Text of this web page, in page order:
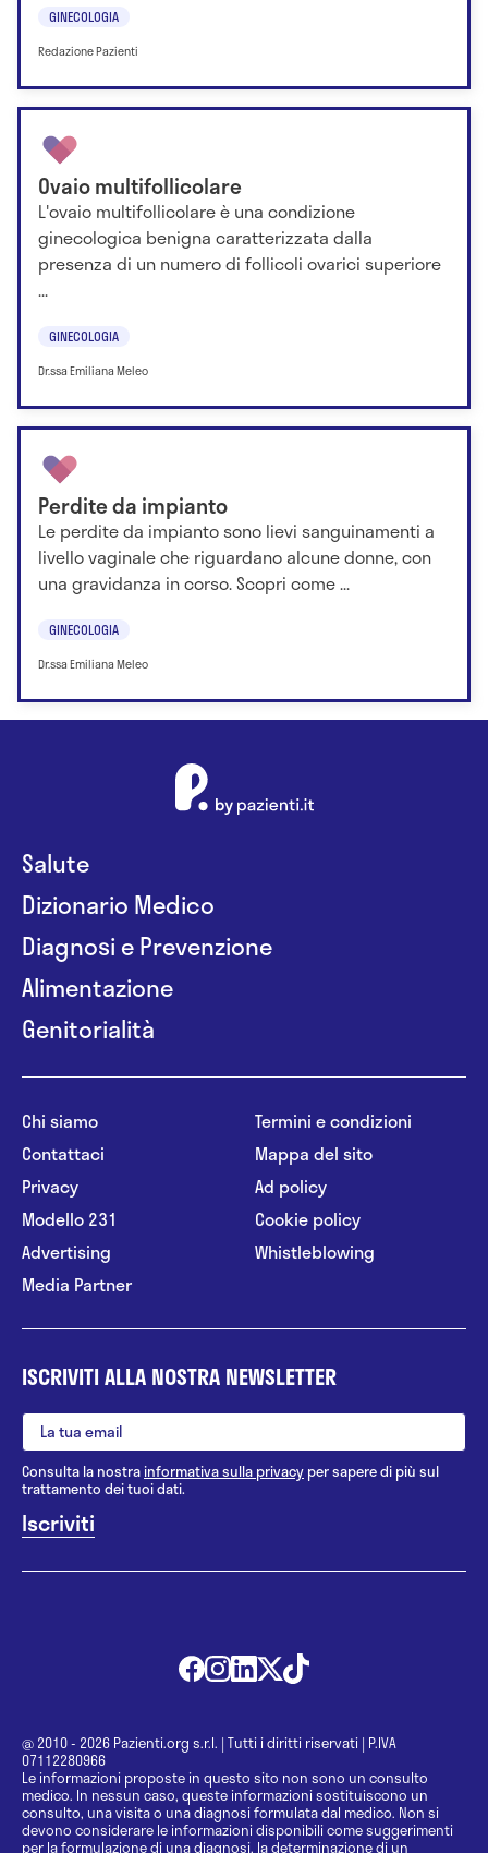
GINECOLOGIA
Redazione Pazienti
Ovaio multifollicolare
L'ovaio multifollicolare è una condizione
ginecologica benigna caratterizzata dalla
presenza di un numero di follicoli ovarici superiore
...
GINECOLOGIA
Dr.ssa Emiliana Meleo
Perdite da impianto
Le perdite da impianto sono lievi sanguinamenti a
livello vaginale che riguardano alcune donne, con
una gravidanza in corso. Scopri come ...
GINECOLOGIA
Dr.ssa Emiliana Meleo
Salute
Dizionario Medico
Diagnosi e Prevenzione
Alimentazione
Genitorialità
Chi siamo
Contattaci
Privacy
Modello 231
Advertising
Media Partner
Termini e condizioni
Mappa del sito
Ad policy
Cookie policy
Whistleblowing
ISCRIVITI ALLA NOSTRA NEWSLETTER
Consulta la nostrainformativa sulla privacy per sapere di più sul
trattamento dei tuoi dati.
@ 2010 - 2026 Pazienti.org s.r.l. | Tutti i diritti riservati | P.IVA
07112280966
Le informazioni proposte in questo sito non sono un consulto
medico. In nessun caso, queste informazioni sostituiscono un
consulto, una visita o una diagnosi formulata dal medico. Non si
devono considerare le informazioni disponibili come suggerimenti
per la formulazione di una diagnosi, la determinazione di un